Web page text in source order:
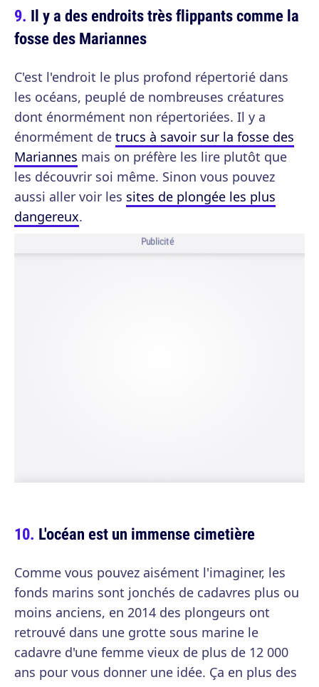
Il y a des endroits très flippants comme la
fosse des Mariannes
C'est l'endroit le plus profond répertorié dans
les océans, peuplé de nombreuses créatures
dont énormément non répertoriées. Il y a
énormément de trucs à savoir sur la fosse des
Mariannes mais on préfère les lire plutôt que
les découvrir soi même. Sinon vous pouvez
aussi aller voir les sites de plongée les plus
dangereux.
Publicité
L'océan est un immense cimetière
Comme vous pouvez aisément l'imaginer, les
fonds marins sont jonchés de cadavres plus ou
moins anciens, en 2014 des plongeurs ont
retrouvé dans une grotte sous marine le
cadavre d'une femme vieux de plus de 12 000
ans pour vous donner une idée. Ça en plus des